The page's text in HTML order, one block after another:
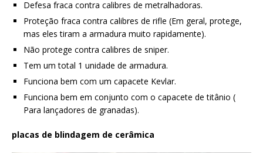
Defesa fraca contra calibres de metralhadoras.
Proteção fraca contra calibres de rifle (Em geral, protege,
mas eles tiram a armadura muito rapidamente).
Não protege contra calibres de sniper.
Tem um total 1 unidade de armadura.
Funciona bem com um capacete Kevlar.
Funciona bem em conjunto com o capacete de titânio (
Para lançadores de granadas).
placas de blindagem de cerâmica